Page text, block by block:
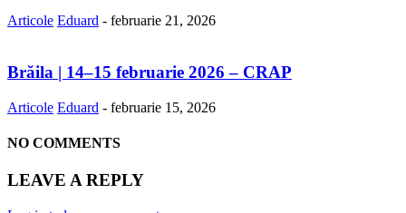
Articole Eduard - februarie 21, 2026
Brăila | 14–15 februarie 2026 – CRAP
Articole Eduard - februarie 15, 2026
NO COMMENTS
LEAVE A REPLY